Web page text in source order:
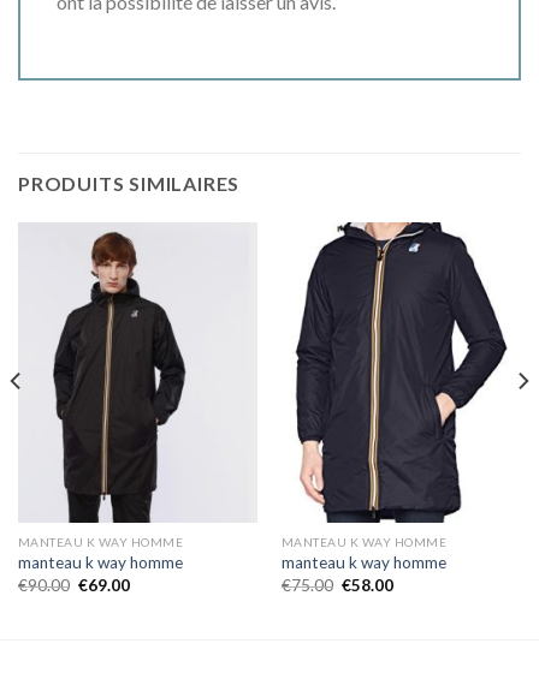
PRODUITS SIMILAIRES
MANTEAU K WAY HOMME
manteau k way homme
€90.00 €69.00
MANTEAU K WAY HOMME
manteau k way homme
€75.00 €58.00